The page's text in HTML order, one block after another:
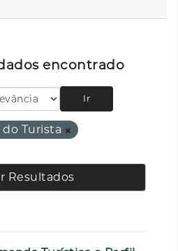
encontrado
Ir
do Turista
Resultados